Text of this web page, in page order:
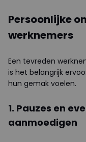
Persoonlijke
werknemers
Een tevreden
is het belangrijk
hun gemak voelen.
1. Pauzes en
aanmoedigen